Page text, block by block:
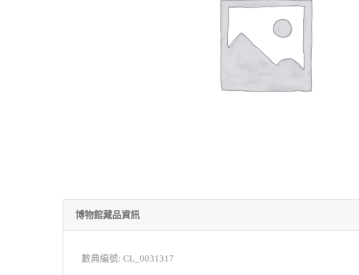
博物館藏品資訊
數典編號: CL_0031317